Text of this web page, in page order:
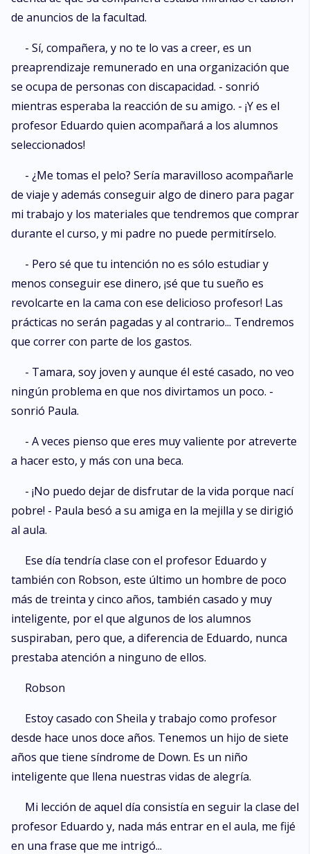
de anuncios de la facultad.
- Sí, compañera, y no te lo vas a creer, es un
preaprendizaje remunerado en una organización que
se ocupa de personas con discapacidad. - sonrió
mientras esperaba la reacción de su amigo. - ¡Y es el
profesor Eduardo quien acompañará a los alumnos
seleccionados!
- ¿Me tomas el pelo? Sería maravilloso acompañarle
de viaje y además conseguir algo de dinero para pagar
mi trabajo y los materiales que tendremos que comprar
durante el curso, y mi padre no puede permitírselo.
- Pero sé que tu intención no es sólo estudiar y
menos conseguir ese dinero, ¡sé que tu sueño es
revolcarte en la cama con ese delicioso profesor! Las
prácticas no serán pagadas y al contrario... Tendremos
que correr con parte de los gastos.
- Tamara, soy joven y aunque él esté casado, no veo
ningún problema en que nos divirtamos un poco. -
sonrió Paula.
- A veces pienso que eres muy valiente por atreverte
a hacer esto, y más con una beca.
- ¡No puedo dejar de disfrutar de la vida porque nací
pobre! - Paula besó a su amiga en la mejilla y se dirigió
al aula.
Ese día tendría clase con el profesor Eduardo y
también con Robson, este último un hombre de poco
más de treinta y cinco años, también casado y muy
inteligente, por el que algunos de los alumnos
suspiraban, pero que, a diferencia de Eduardo, nunca
prestaba atención a ninguno de ellos.
Robson
Estoy casado con Sheila y trabajo como profesor
desde hace unos doce años. Tenemos un hijo de siete
años que tiene síndrome de Down. Es un niño
inteligente que llena nuestras vidas de alegría.
Mi lección de aquel día consistía en seguir la clase del
profesor Eduardo y, nada más entrar en el aula, me fijé
en una frase que me intrigó...